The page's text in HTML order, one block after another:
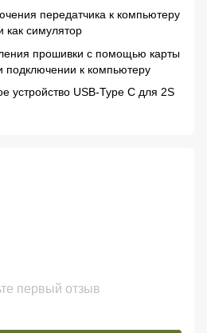
передатчика к компьютеру
как симулятор
прошивки с помощью карты
подключении к компьютеру
устройство USB-Type C для 2S
первый отзыв